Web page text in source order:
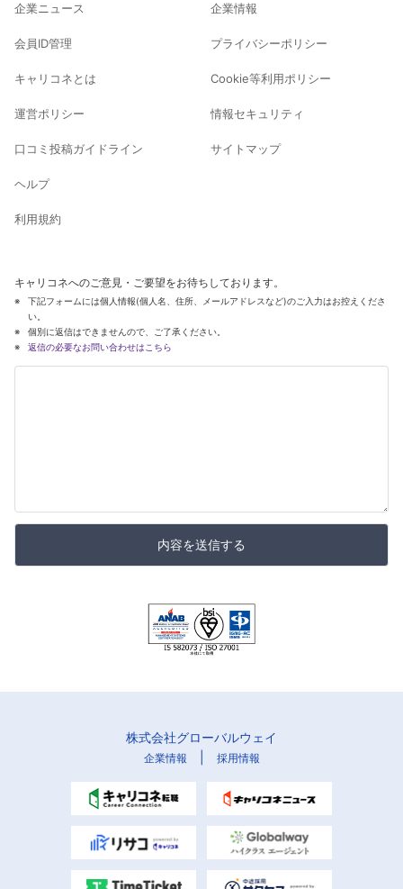
企業ニュース
会員ID管理
キャリコネとは
運営ポリシー
口コミ投稿ガイドライン
ヘルプ
利用規約
企業情報
プライバシーポリシー
Cookie等利用ポリシー
情報セキュリティ
サイトマップ
キャリコネへのご意見・ご要望をお待ちしております。
下記フォームには個人情報(個人名、住所、メールアドレスなど)のご入力はお控えくださ
い。
個別に返信はできませんので、ご了承ください。
返信の必要なお問い合わせはこちら
内容を送信する
株式会社グローバルウェイ
企業情報 採用情報